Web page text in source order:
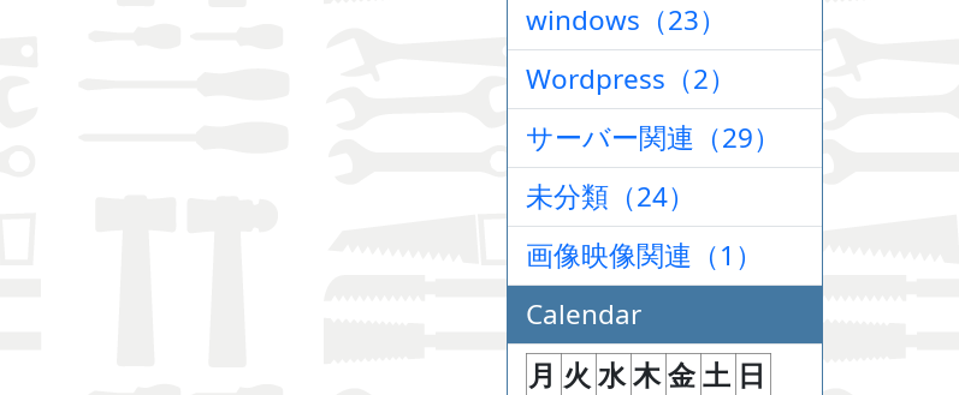
windows（23）
Wordpress（2）
サーバー関連（29）
未分類（24）
画像映像関連（1）
Calendar
月 火 水木金 土 日